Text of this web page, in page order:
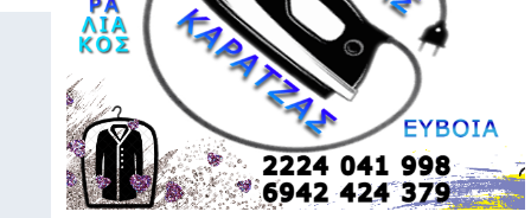
Αντιδρά μετά από 17 ημέρες νοσηλείας
ο Γιώργος Μυλωνάκης, τον
επισκέφτηκε ο πρωθυπουργός
02/05/2026 | 20:54
Μεντιλίμπαρ: Ξεχωριστό το κλίμα σε
κάθε παιχνίδι ΠΑΟΚ και Ολυμπιακού
02/05/2026 | 20:28